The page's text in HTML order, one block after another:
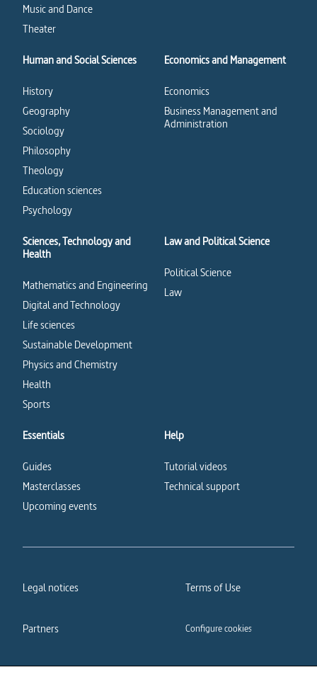
Music and Dance
Theater
Human and Social Sciences
History
Geography
Sociology
Philosophy
Theology
Education sciences
Psychology
Economics and Management
Economics
Business Management and
Administration
Sciences, Technology and
Health
Mathematics and Engineering
Digital and Technology
Life sciences
Sustainable Development
Physics and Chemistry
Health
Sports
Law and Political Science
Political Science
Law
Essentials
Guides
Masterclasses
Upcoming events
Help
Tutorial videos
Technical support
Legal notices Terms of Use
Partners Configure cookies
Cookies policy Privacy policy